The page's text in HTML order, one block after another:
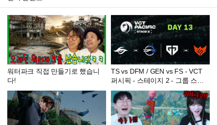
워터파크 직접 만들기로 했습니
다!
TS vs DFM / GEN vs FS - VCT
퍼시픽 - 스테이지 2 - 그룹 스테
이지 - Day 13